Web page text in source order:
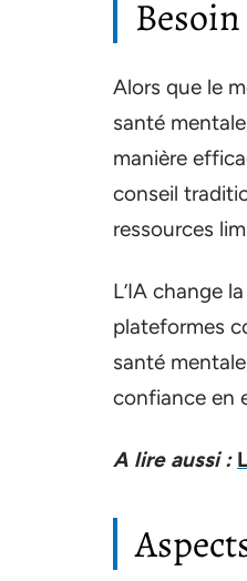
Alors que le
santé
manière
conseil
ressources
L’IA change
plateformes
santé
confiance en
A lire aussi :